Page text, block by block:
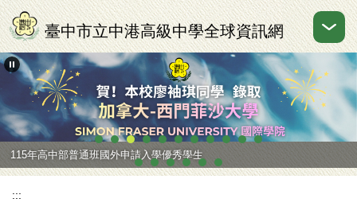
跳
到
主
要
區
臺中市立中港高級中學全球資訊網
115年高中部普通班國外申請入學優秀學生
:::